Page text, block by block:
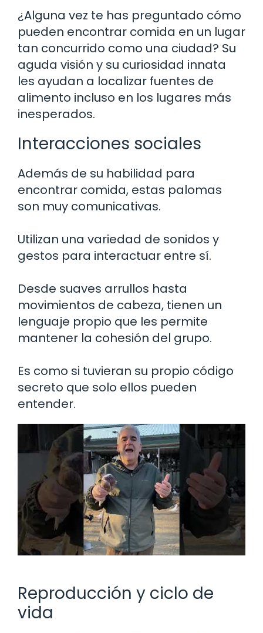
¿Alguna vez te has preguntado cómo
pueden encontrar comida en un lugar
tan concurrido como una ciudad? Su
aguda visión y su curiosidad innata
les ayudan a localizar fuentes de
alimento incluso en los lugares más
inesperados.
Interacciones sociales
Además de su habilidad para
encontrar comida, estas palomas
son muy comunicativas.
Utilizan una variedad de sonidos y
gestos para interactuar entre sí.
Desde suaves arrullos hasta
movimientos de cabeza, tienen un
lenguaje propio que les permite
mantener la cohesión del grupo.
Es como si tuvieran su propio código
secreto que solo ellos pueden
entender.
Reproducción y ciclo de
vida